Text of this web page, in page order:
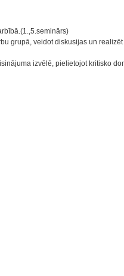
grupā, veidot diskusijas un
izvēlē, pielietojot kritisko